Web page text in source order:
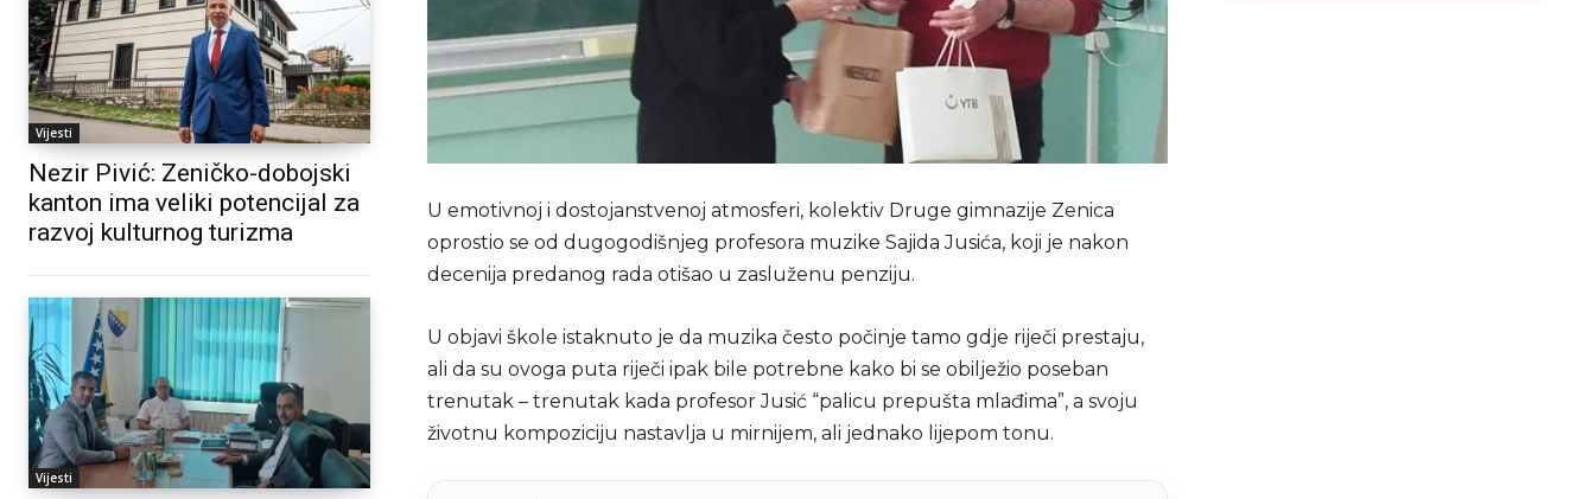
Vijesti
Nezir Pivić: Zeničko-dobojski
kanton ima veliki potencijal za
razvoj kulturnog turizma
Vijesti
U emotivnoj i dostojanstvenoj atmosferi, kolektiv Druge gimnazije Zenica
oprostio se od dugogodišnjeg profesora muzike Sajida Jusića, koji je nakon
decenija predanog rada otišao u zasluženu penziju.
U objavi škole istaknuto je da muzika često počinje tamo gdje riječi prestaju,
ali da su ovoga puta riječi ipak bile potrebne kako bi se obilježio poseban
trenutak – trenutak kada profesor Jusić “palicu prepušta mlađima”, a svoju
životnu kompoziciju nastavlja u mirnijem, ali jednako lijepom tonu.